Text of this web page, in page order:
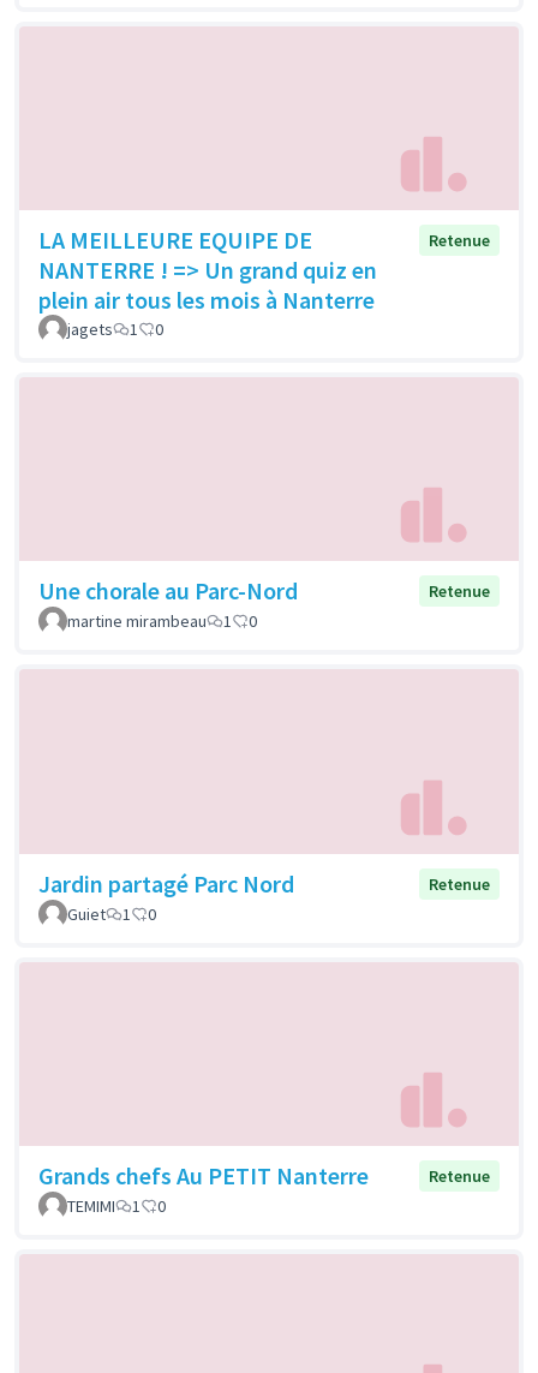
LA MEILLEURE EQUIPE DE
NANTERRE ! => Un grand quiz en
plein air tous les mois à Nanterre
Retenue
jagets 1 0
Une chorale au Parc-Nord
Retenue
martine mirambeau
1 0
Jardin partagé Parc Nord
Retenue
Guiet
1 0
Grands chefs Au PETIT Nanterre
Retenue
TEMIMI
1 0